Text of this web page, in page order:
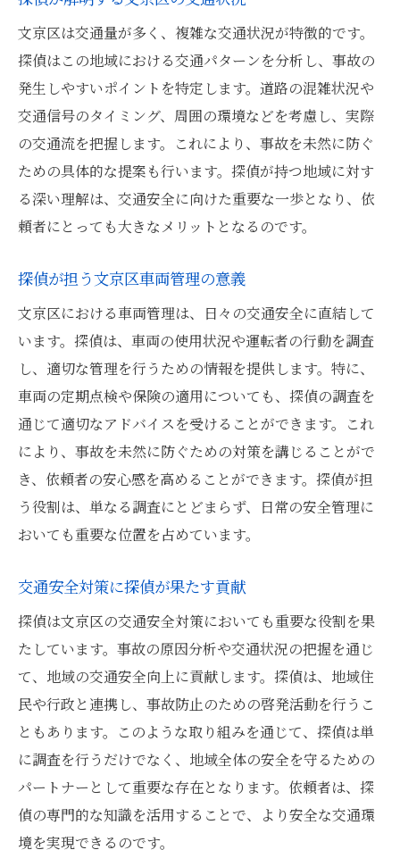
文京区は交通量が多く、複雑な交通状況が特徴的です。
探偵はこの地域における交通パターンを分析し、事故の
発生しやすいポイントを特定します。道路の混雑状況や
交通信号のタイミング、周囲の環境などを考慮し、実際
の交通流を把握します。これにより、事故を未然に防ぐ
ための具体的な提案も行います。探偵が持つ地域に対す
る深い理解は、交通安全に向けた重要な一歩となり、依
頼者にとっても大きなメリットとなるのです。
探偵が担う文京区車両管理の意義
文京区における車両管理は、日々の交通安全に直結して
います。探偵は、車両の使用状況や運転者の行動を調査
し、適切な管理を行うための情報を提供します。特に、
車両の定期点検や保険の適用についても、探偵の調査を
通じて適切なアドバイスを受けることができます。これ
により、事故を未然に防ぐための対策を講じることがで
き、依頼者の安心感を高めることができます。探偵が担
う役割は、単なる調査にとどまらず、日常の安全管理に
おいても重要な位置を占めています。
交通安全対策に探偵が果たす貢献
探偵は文京区の交通安全対策においても重要な役割を果
たしています。事故の原因分析や交通状況の把握を通じ
て、地域の交通安全向上に貢献します。探偵は、地域住
民や行政と連携し、事故防止のための啓発活動を行うこ
ともあります。このような取り組みを通じて、探偵は単
に調査を行うだけでなく、地域全体の安全を守るための
パートナーとして重要な存在となります。依頼者は、探
偵の専門的な知識を活用することで、より安全な交通環
境を実現できるのです。